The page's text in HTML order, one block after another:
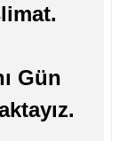
Gün